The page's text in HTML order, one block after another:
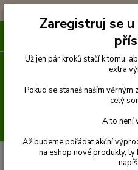
Venčení Obojky Obojky
Palkar obojek
Zaregistruj se
Už jen pár kroků stačí k tomu,
extra
Pokud se staneš naším věrným
celý
A to není
Až budeme pořádat akční
na eshop nové produkty,